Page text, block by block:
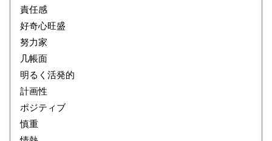
責任感
好奇心旺盛
努力家
几帳面
明るく活発的
計画性
ポジティブ
慎重